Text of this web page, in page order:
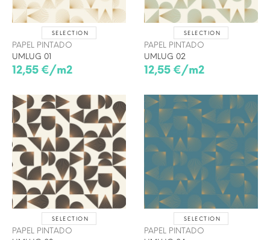
SELECTION
PAPEL PINTADO
UMLUG 01
12,55 €/m2
SELECTION
PAPEL PINTADO
UMLUG 02
12,55 €/m2
SELECTION
PAPEL PINTADO
SELECTION
PAPEL PINTADO